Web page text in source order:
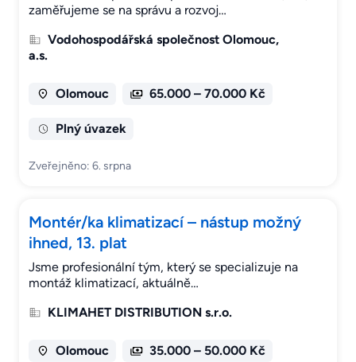
zaměřujeme se na správu a rozvoj…
Vodohospodářská společnost Olomouc,
a.s.
Olomouc 65.000 – 70.000 Kč
Plný úvazek
Zveřejněno: 6. srpna
Montér/ka klimatizací – nástup možný
ihned, 13. plat
Jsme profesionální tým, který se specializuje na
montáž klimatizací, aktuálně…
KLIMAHET DISTRIBUTION s.r.o.
Olomouc 35.000 – 50.000 Kč